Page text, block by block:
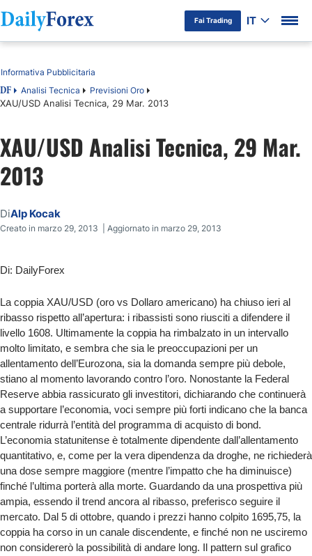
Fai Trading IT
Indice
DF Analisi Tecnica Previsioni Oro
XAU/USD Analisi Tecnica, 29 Mar. 2013
Informativa Pubblicitaria
XAU/USD Analisi Tecnica, 29 Mar.
2013
DiAlp Kocak
Creato in marzo 29, 2013 | Aggiornato in marzo 29, 2013
Di: DailyForex
La coppia XAU/USD (oro vs Dollaro americano) ha chiuso ieri al
ribasso rispetto all’apertura: i ribassisti sono riusciti a difendere il
livello 1608. Ultimamente la coppia ha rimbalzato in un intervallo
molto limitato, e sembra che sia le preoccupazioni per un
allentamento dell’Eurozona, sia la domanda sempre più debole,
stiano al momento lavorando contro l’oro. Nonostante la Federal
Reserve abbia rassicurato gli investitori, dichiarando che continuerà
a supportare l’economia, voci sempre più forti indicano che la banca
centrale ridurrà l’entità del programma di acquisto di bond.
L’economia statunitense è totalmente dipendente dall’allentamento
quantitativo, e, come per la vera dipendenza da droghe, ne richiederà
una dose sempre maggiore (mentre l’impatto che ha diminuisce)
finché l’ultima porterà alla morte. Guardando da una prospettiva più
ampia, essendo il trend ancora al ribasso, preferisco seguire il
mercato. Dal 5 di ottobre, quando i prezzi hanno colpito 1695,75, la
coppia ha corso in un canale discendente, e finché non ne usciremo
non considererò la possibilità di andare long. Il pattern sul grafico